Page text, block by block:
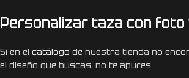
Personalizar taza con
Si en el catálogo de nuestra tienda no
el diseño que buscas, no te apures.